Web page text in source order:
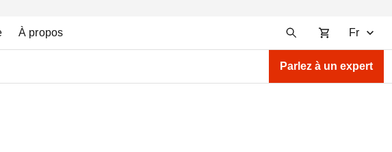
À propos Fr
Parlez à un expert